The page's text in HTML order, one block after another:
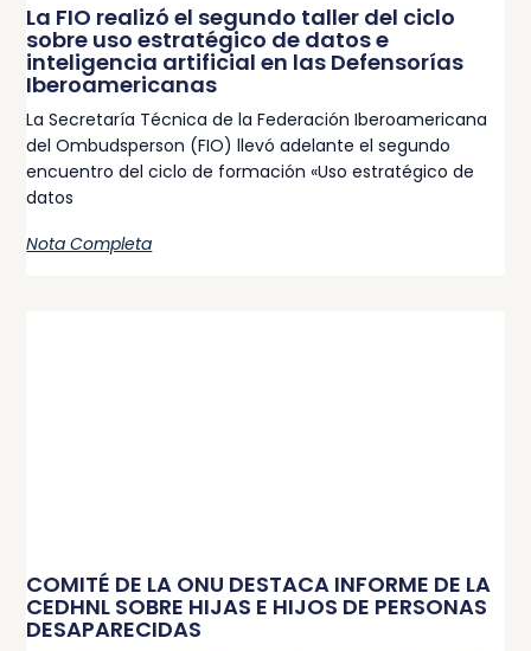
La FIO realizó el segundo taller del ciclo
sobre uso estratégico de datos e
inteligencia artificial en las Defensorías
Iberoamericanas
La Secretaría Técnica de la Federación Iberoamericana
del Ombudsperson (FIO) llevó adelante el segundo
encuentro del ciclo de formación «Uso estratégico de
datos
Nota Completa
COMITÉ DE LA ONU DESTACA INFORME DE LA
CEDHNL SOBRE HIJAS E HIJOS DE PERSONAS
DESAPARECIDAS